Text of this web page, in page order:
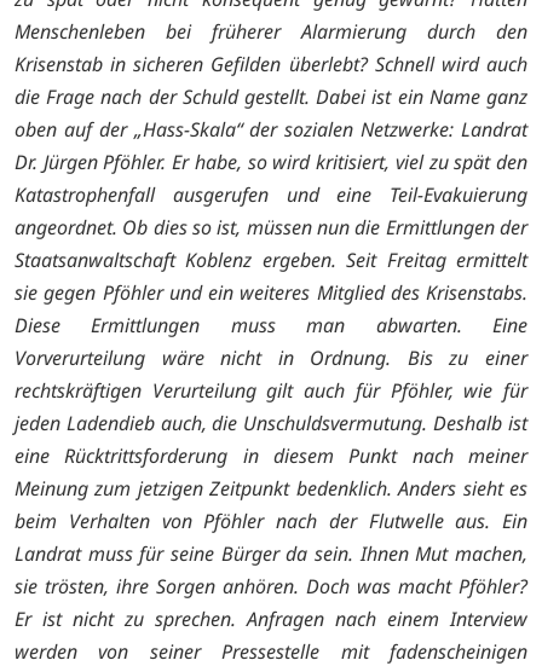
Menschenleben bei früherer Alarmierung durch den
Krisenstab in sicheren Gefilden überlebt? Schnell wird auch
die Frage nach der Schuld gestellt. Dabei ist ein Name ganz
oben auf der „Hass-Skala“ der sozialen Netzwerke: Landrat
Dr. Jürgen Pföhler. Er habe, so wird kritisiert, viel zu spät den
Katastrophenfall ausgerufen und eine Teil-Evakuierung
angeordnet. Ob dies so ist, müssen nun die Ermittlungen der
Staatsanwaltschaft Koblenz ergeben. Seit Freitag ermittelt
sie gegen Pföhler und ein weiteres Mitglied des Krisenstabs.
Diese Ermittlungen muss man abwarten. Eine
Vorverurteilung wäre nicht in Ordnung. Bis zu einer
rechtskräftigen Verurteilung gilt auch für Pföhler, wie für
jeden Ladendieb auch, die Unschuldsvermutung. Deshalb ist
eine Rücktrittsforderung in diesem Punkt nach meiner
Meinung zum jetzigen Zeitpunkt bedenklich. Anders sieht es
beim Verhalten von Pföhler nach der Flutwelle aus. Ein
Landrat muss für seine Bürger da sein. Ihnen Mut machen,
sie trösten, ihre Sorgen anhören. Doch was macht Pföhler?
Er ist nicht zu sprechen. Anfragen nach einem Interview
werden von seiner Pressestelle mit fadenscheinigen